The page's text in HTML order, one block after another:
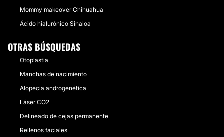
Mommy makeover Chihuahua
Ácido hialurónico Sinaloa
OTRAS BÚSQUEDAS
Otoplastia
Manchas de nacimiento
Alopecia androgenética
Láser CO2
Delineado de cejas permanente
Rellenos faciales